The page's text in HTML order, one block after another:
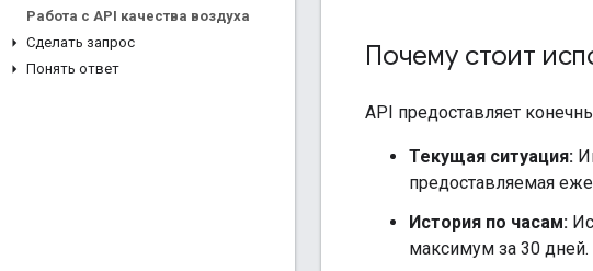
Работа с API качества воздуха
Сделать запрос
Понять ответ
Почему стоит
API предоставляет
Текущая ситуация:
предоставляемая
История по часам:
максимум за 30 дней.